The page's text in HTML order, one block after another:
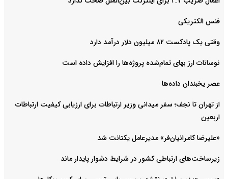
فنس الکتریکی
وقتی یک پادکست ۸۲ میلیون دلار درآمد دارد
نوسانات ارز بهای تمام‌شده پروژه‌ها را افزایش داده است
عصر یخبندان داده‌ها
از تهران تا نجف؛ سفر میدانی وزیر ارتباطات برای ارزیابی کیفیت ارتباطات
اربعین
«علیرضا کامرانیان‌فر» مدیرعامل یکتانت شد
زیرساخت‌های ارتباطی کشور در شرایط دشوار پایدار ماند